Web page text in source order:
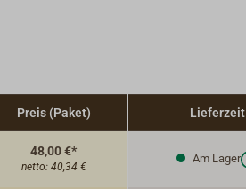
Preis (Paket) Lieferzeit
48,00 €*
netto: 40,34 €
Am Lager